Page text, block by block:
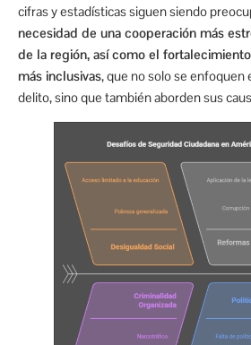
cifras y estadísticas siguen siendo
necesidad de una cooperación más
de la región, así como el
más inclusivas, que no solo se enfoquen
delito, sino que también aborden sus